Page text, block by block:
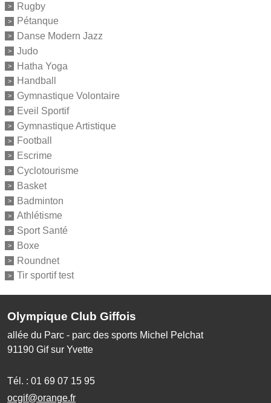
Rugby
Pétanque
Danse Modern Jazz
Judo
Hatha Yoga
Handball
Gymnastique Volontaire
Eveil Sportif
Gymnastique Artistique
Football
Escrime
Cyclotourisme
Basket
Badminton
Athlétisme
Sport Santé
Boxe
Roundnet
Tir sportif test
Olympique Club Giffois
allée du Parc - parc des sports Michel Pelchat
91190 Gif sur Yvette
Tél. : 01 69 07 15 95
ocgif@orange.fr